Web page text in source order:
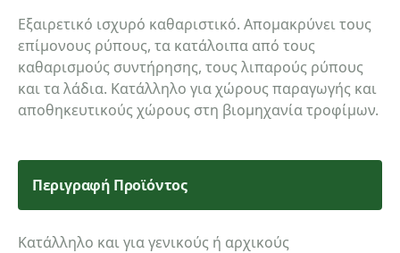
Εξαιρετικό ισχυρό καθαριστικό. Απομακρύνει τους
επίμονους ρύπους, τα κατάλοιπα από τους
καθαρισμούς συντήρησης, τους λιπαρούς ρύπους
και τα λάδια. Κατάλληλο για χώρους παραγωγής και
αποθηκευτικούς χώρους στη βιομηχανία τροφίμων.
Περιγραφή Προϊόντος
Κατάλληλο και για γενικούς ή αρχικούς